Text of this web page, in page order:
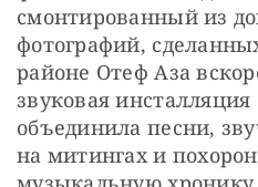
смонтированный из
фотографий,
районе Отеф Аза
звуковая
объединила песни,
на митингах и